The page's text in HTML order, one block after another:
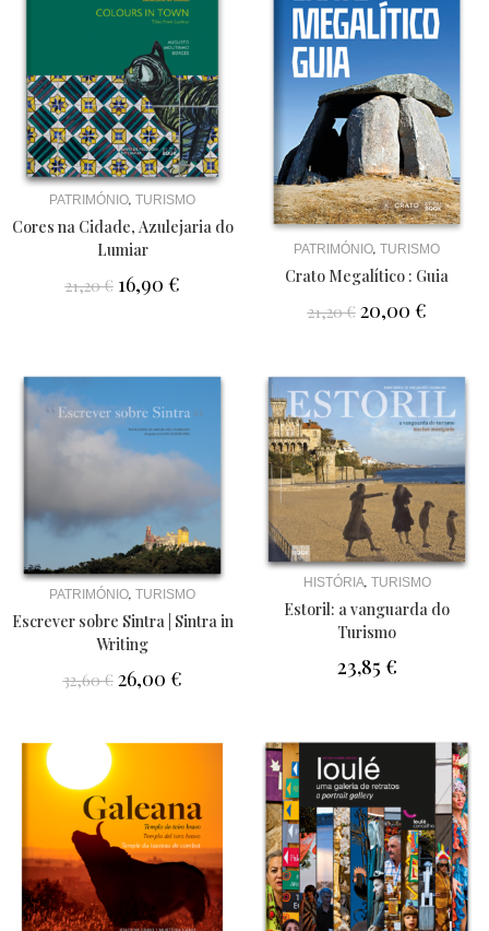
PATRIMÓNIO, TURISMO
Cores na Cidade, Azulejaria do
Lumiar
21,20€ 16,90 €
PATRIMÓNIO, TURISMO
Crato Megalítico : Guia
21,20€ 20,00 €
PATRIMÓNIO, TURISMO
Escrever sobre Sintra | Sintra in
Writing
32,60€ 26,00 €
HISTÓRIA, TURISMO
Estoril: a vanguarda do
Turismo
23,85 €